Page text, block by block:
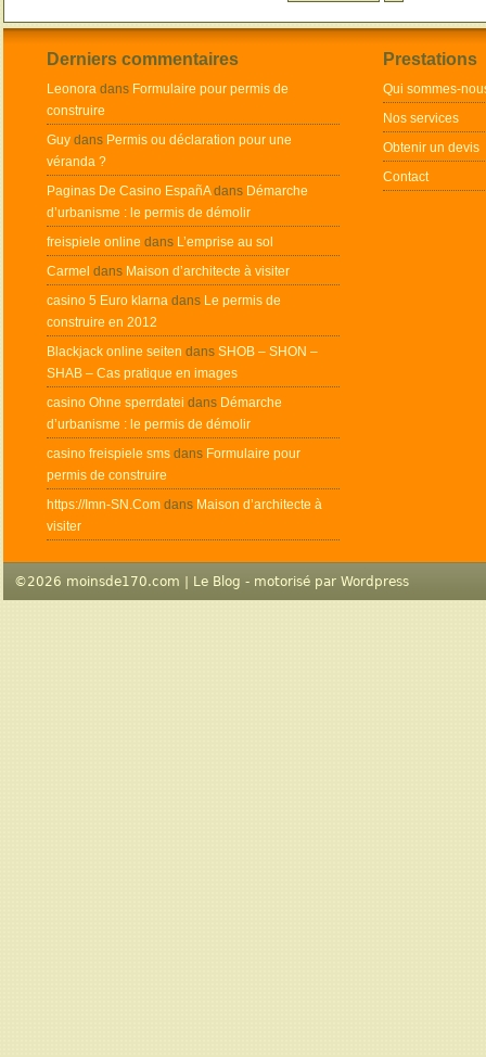
Derniers commentaires
Leonora dans Formulaire pour permis de
construire
Guy dans Permis ou déclaration pour une
véranda ?
Paginas De Casino EspañAdans Démarche
d’urbanisme : le permis de démolir
freispiele online dans L’emprise au sol
Carmel dans Maison d’architecte à visiter
casino 5 Euro klarna dans Le permis de
construire en 2012
Blackjack online seiten dans SHOB – SHON –
SHAB – Cas pratique en images
casino Ohne sperrdatei dans Démarche
d’urbanisme : le permis de démolir
casino freispiele sms dans Formulaire pour
permis de construire
https://Imn-SN.Com dans Maison d’architecte à
visiter
Prestations
Qui sommes-
Nos services
Obtenir un devis
Contact
©2026 moinsde170.com | Le Blog - motorisé par Wordpress